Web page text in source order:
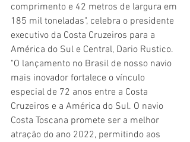
comprimento e 42 metros de largura em
185 mil toneladas", celebra o presidente
executivo da Costa Cruzeiros para a
América do Sul e Central, Dario Rustico.
"O lançamento no Brasil de nosso navio
mais inovador fortalece o vínculo
especial de 72 anos entre a Costa
Cruzeiros e a América do Sul. O navio
Costa Toscana promete ser a melhor
atração do ano 2022, permitindo aos